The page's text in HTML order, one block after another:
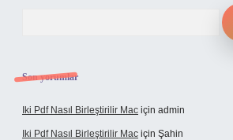
Son yorumlar
Iki Pdf Nasıl Birleştirilir Mac için admin
Iki Pdf Nasıl Birleştirilir Mac için Şahin